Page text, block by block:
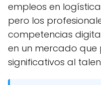
empleos en
pero los
competencias
en un mercado
significativos al